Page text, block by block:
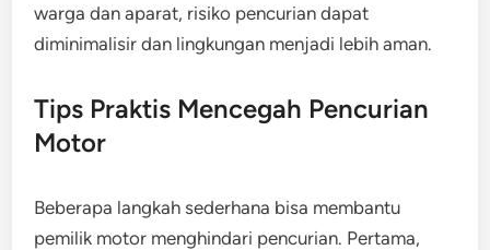
warga dan aparat, risiko pencurian dapat
diminimalisir dan lingkungan menjadi lebih aman.
Tips Praktis Mencegah Pencurian
Motor
Beberapa langkah sederhana bisa membantu
pemilik motor menghindari pencurian. Pertama,